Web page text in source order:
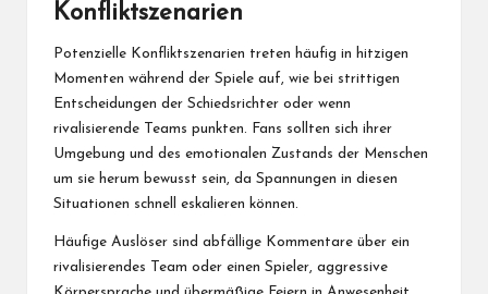
Konfliktszenarien
Potenzielle Konfliktszenarien treten häufig in hitzigen
Momenten während der Spiele auf, wie bei strittigen
Entscheidungen der Schiedsrichter oder wenn
rivalisierende Teams punkten. Fans sollten sich ihrer
Umgebung und des emotionalen Zustands der Menschen
um sie herum bewusst sein, da Spannungen in diesen
Situationen schnell eskalieren können.
Häufige Auslöser sind abfällige Kommentare über ein
rivalisierendes Team oder einen Spieler, aggressive